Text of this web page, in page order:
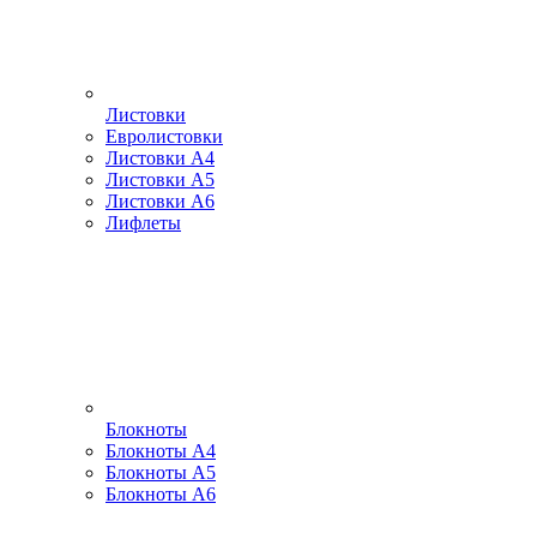
Листовки
Евролистовки
Листовки А4
Листовки А5
Листовки А6
Лифлеты
Блокноты
Блокноты А4
Блокноты А5
Блокноты А6